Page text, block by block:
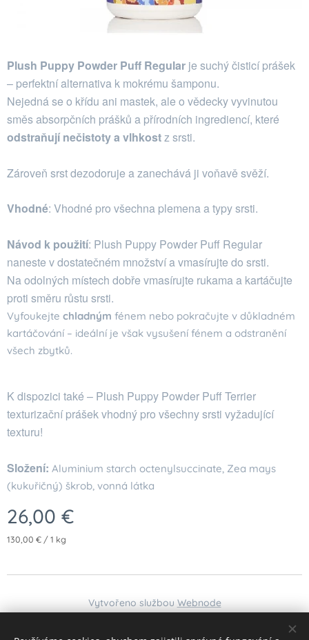
Plush Puppy Powder Puff Regular je suchý čisticí prášek
– perfektní alternativa k mokrému šamponu.
Nejedná se o křídu ani mastek, ale o vědecky vyvinutou
směs absorpčních prášků a přírodních ingrediencí, které
odstraňují nečistoty a vlhkostz srsti.
Zároveň srst dezodoruje a zanechává ji voňavě svěží.
Vhodné: Vhodné pro všechna plemena a typy srsti.
Návod k použití: Plush Puppy Powder Puff Regular
naneste v dostatečném množství a vmasírujte do srsti.
Na odolných místech dobře vmasírujte rukama a kartáčujte
proti směru růstu srsti.
Vyfoukejte chladným fénem nebo pokračujte v důkladném
kartáčování – ideální je však vysušení fénem a odstranění
všech zbytků.
K dispozici také – Plush Puppy Powder Puff Terrier
texturizační prášek vhodný pro všechny srsti vyžadující
texturu!
Složení: Aluminium starch octenylsuccinate, Zea mays
(kukuřičný) škrob, vonná látka
26,00 €
130,00 € / 1 kg
Vytvořeno službou Webnode